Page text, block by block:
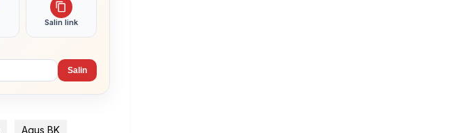
Salin link
Salin
Agus BK